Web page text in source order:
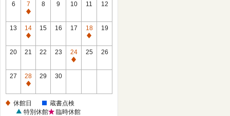
6
7
休
館
日
8 9 10 11 12
13
14
休
館
15 16 17
18
休
館
19
20 21 22 23
24
休
25 26
27
28
休
日
29 30
休館日
蔵書点検
特別休館
臨時休館